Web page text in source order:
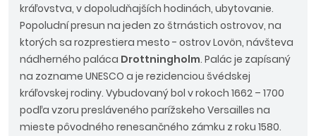
kráľovstva, v dopoludňajších hodinách, ubytovanie.
Popoludní presun na jeden zo štrnástich ostrovov, na
ktorých sa rozprestiera mesto - ostrov Lovön, návšteva
nádherného paláca Drottningholm. Palác je zapísaný
na zozname UNESCO a je rezidenciou švédskej
kráľovskej rodiny. Vybudovaný bol v rokoch 1662 – 1700
podľa vzoru presláveného parížskeho Versailles na
mieste pôvodného renesančného zámku z roku 1580.